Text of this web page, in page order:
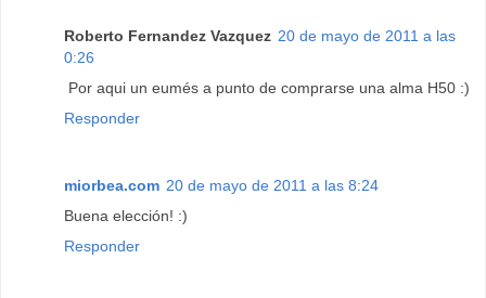
Roberto Fernandez Vazquez 20 de mayo de 2011 a las
0:26
Por aqui un eumés a punto de comprarse una alma H50 :)
Responder
miorbea.com 20 de mayo de 2011 a las 8:24
Buena elección! :)
Responder